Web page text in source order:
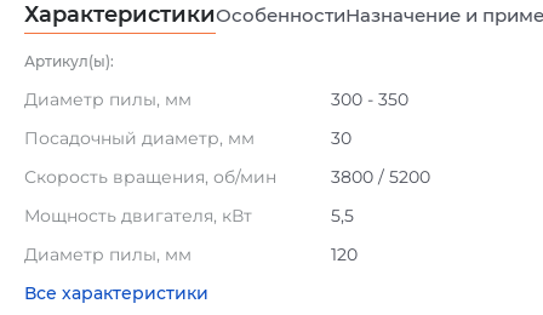
ХарактеристикиОсобенностиНазначение и
Артикул(ы):
Диаметр пилы, мм
300 - 350
Посадочный диаметр, мм
30
Скорость вращения, об/мин
3800 / 5200
Мощность двигателя, кВт
5,5
Диаметр пилы, мм
120
Все характеристики